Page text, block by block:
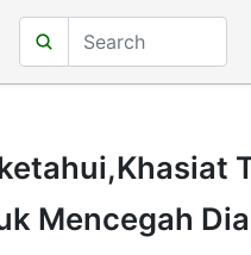
Mencegah